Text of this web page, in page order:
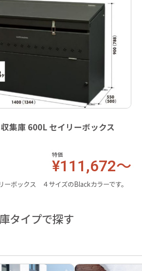
集庫 600L セイリーボックス
特価
¥111,672～
ーボックス ４サイズのBlackカラーです。
タイプで探す